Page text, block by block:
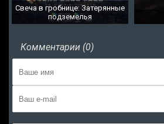
Свеча в гробнице: Затерянные
подземелья
Комментарии (0)